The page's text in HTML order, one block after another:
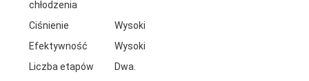
chłodzenia
Ciśnienie
Wysoki
Efektywność
Wysoki
Liczba etapów
Dwa.